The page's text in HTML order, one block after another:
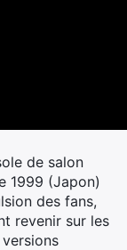
de salon
1999 (Japon)
des fans,
revenir sur les